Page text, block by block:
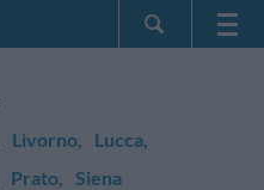
InItalia Club
Idioma
Livorno, Lucca,
Prato, Siena